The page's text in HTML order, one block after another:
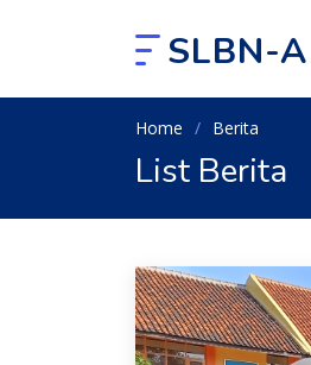
SLBN-A
Home Berita
List Berita